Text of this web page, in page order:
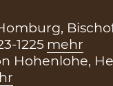
1225 mehr
Hohenlohe,